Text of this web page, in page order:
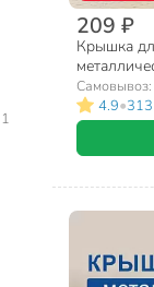
1
209 ₽
Крышка
черная,
Самовывоз:
4.9•